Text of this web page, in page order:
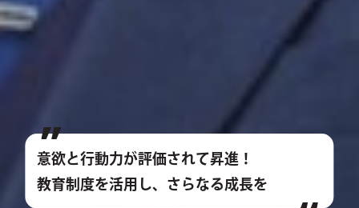
意欲と行動力が評価されて昇進！
教育制度を活用し、さらなる成長を